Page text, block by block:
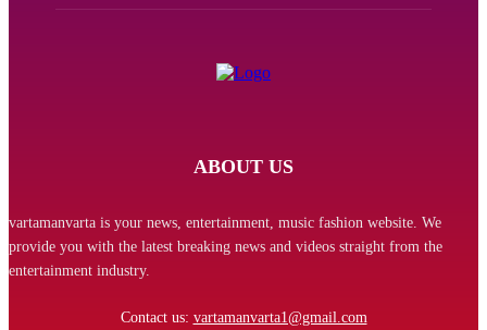
ABOUT US
vartamanvarta is your news, entertainment, music fashion website. We
provide you with the latest breaking news and videos straight from the
entertainment industry.
Contact us: vartamanvarta1@gmail.com